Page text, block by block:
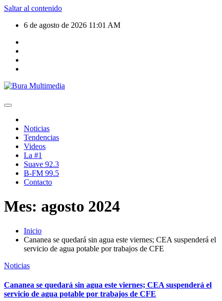
Saltar al contenido
6 de agosto de 2026 11:01 AM
Noticias
Tendencias
Videos
La #1
Suave 92.3
B-FM 99.5
Contacto
Mes: agosto 2024
Inicio
Cananea se quedará sin agua este viernes; CEA suspenderá el
servicio de agua potable por trabajos de CFE
Noticias
Cananea se quedará sin agua este viernes; CEA suspenderá el
servicio de agua potable por trabajos de CFE